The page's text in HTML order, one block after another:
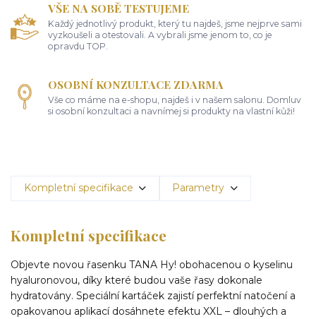
VŠE NA SOBĚ TESTUJEME
Každý jednotlivý produkt, který tu najdeš, jsme nejprve sami
vyzkoušeli a otestovali. A vybrali jsme jenom to, co je
opravdu TOP.
OSOBNÍ KONZULTACE ZDARMA
Vše co máme na e-shopu, najdeš i v našem salonu. Domluv
si osobní konzultaci a navnímej si produkty na vlastní kůži!
Kompletní specifikace Parametry
Kompletní specifikace
Objevte novou řasenku TANA Hy! obohacenou o kyselinu
hyaluronovou, díky které budou vaše řasy dokonale
hydratovány. Speciální kartáček zajistí perfektní natočení a
opakovanou aplikací dosáhnete efektu XXL – dlouhých a